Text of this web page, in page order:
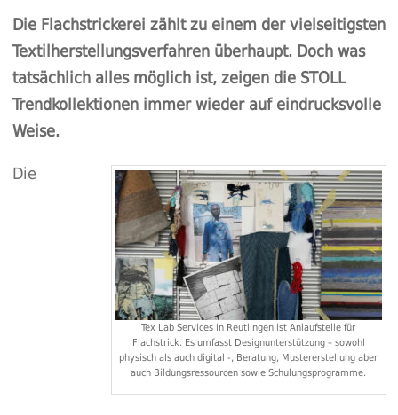
Die Flachstrickerei zählt zu einem der vielseitigsten
Textilherstellungsverfahren überhaupt. Doch was
tatsächlich alles möglich ist, zeigen die STOLL
Trendkollektionen immer wieder auf eindrucksvolle
Weise.
Tex Lab Services in Reutlingen ist Anlaufstelle für
Flachstrick. Es umfasst Designunterstützung – sowohl
physisch als auch digital -, Beratung, Mustererstellung aber
auch Bildungsressourcen sowie Schulungsprogramme.
Die